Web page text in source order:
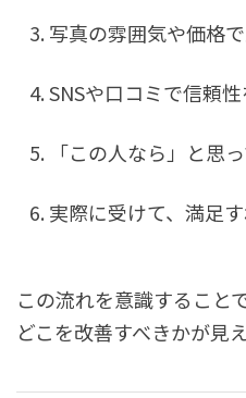
写真の雰囲気や価格
SNSや口コミで信頼
「この人なら」と思
実際に受けて、満足
この流れを意識すること
どこを改善すべきかが見